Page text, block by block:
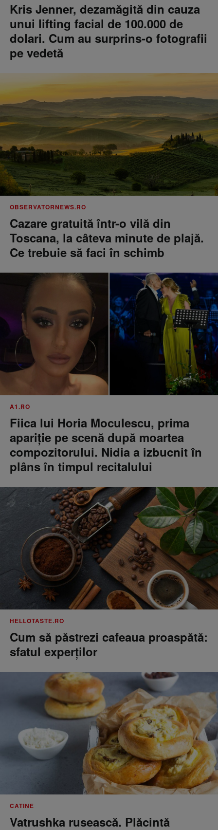
Kris Jenner, dezamăgită din cauza
unui lifting facial de 100.000 de
dolari. Cum au surprins-o fotografii
pe vedetă
OBSERVATORNEWS.RO
Cazare gratuită într-o vilă din
Toscana, la câteva minute de plajă.
Ce trebuie să faci în schimb
A1.RO
Fiica lui Horia Moculescu, prima
apariție pe scenă după moartea
compozitorului. Nidia a izbucnit în
plâns în timpul recitalului
HELLOTASTE.RO
Cum să păstrezi cafeaua proaspătă:
sfatul experților
CATINE
Vatrushka rusească. Plăcintă